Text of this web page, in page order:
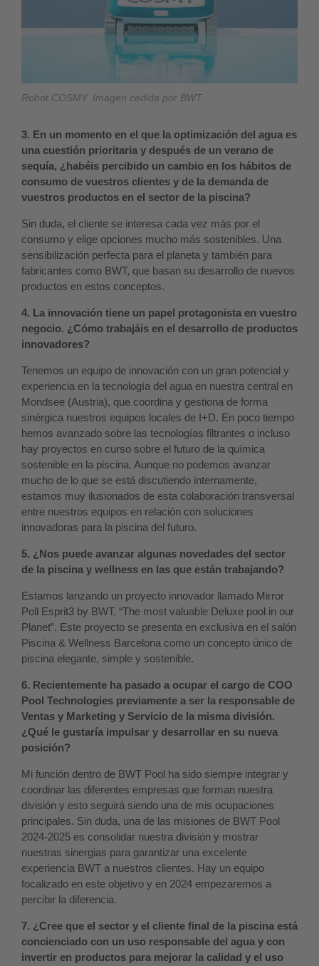
Robot COSMY. Imagen cedida por BWT
3. En un momento en el que la optimización del agua es
una cuestión prioritaria y después de un verano de
sequía, ¿habéis percibido un cambio en los hábitos de
consumo de vuestros clientes y de la demanda de
vuestros productos en el sector de la piscina?
Sin duda, el cliente se interesa cada vez más por el
consumo y elige opciones mucho más sostenibles. Una
sensibilización perfecta para el planeta y también para
fabricantes como BWT, que basan su desarrollo de nuevos
productos en estos conceptos.
4. La innovación tiene un papel protagonista en vuestro
negocio. ¿Cómo trabajáis en el desarrollo de productos
innovadores?
Tenemos un equipo de innovación con un gran potencial y
experiencia en la tecnología del agua en nuestra central en
Mondsee (Austria), que coordina y gestiona de forma
sinérgica nuestros equipos locales de I+D. En poco tiempo
hemos avanzado sobre las tecnologías filtrantes o incluso
hay proyectos en curso sobre el futuro de la química
sostenible en la piscina. Aunque no podemos avanzar
mucho de lo que se está discutiendo internamente,
estamos muy ilusionados de esta colaboración transversal
entre nuestros equipos en relación con soluciones
innovadoras para la piscina del futuro.
5. ¿Nos puede avanzar algunas novedades del sector
de la piscina y wellness en las que están trabajando?
Estamos lanzando un proyecto innovador llamado Mirror
Poll Esprit3 by BWT, “The most valuable Deluxe pool in our
Planet”. Este proyecto se presenta en exclusiva en el salón
Piscina & Wellness Barcelona como un concepto único de
piscina elegante, simple y sostenible.
6. Recientemente ha pasado a ocupar el cargo de COO
Pool Technologies previamente a ser la responsable de
Ventas y Marketing y Servicio de la misma división.
¿Qué le gustaría impulsar y desarrollar en su nueva
posición?
Mi función dentro de BWT Pool ha sido siempre integrar y
coordinar las diferentes empresas que forman nuestra
división y esto seguirá siendo una de mis ocupaciones
principales. Sin duda, una de las misiones de BWT Pool
2024-2025 es consolidar nuestra división y mostrar
nuestras sinergias para garantizar una excelente
experiencia BWT a nuestros clientes. Hay un equipo
focalizado en este objetivo y en 2024 empezaremos a
percibir la diferencia.
7. ¿Cree que el sector y el cliente final de la piscina está
concienciado con un uso responsable del agua y con
invertir en productos para mejorar la calidad y el uso